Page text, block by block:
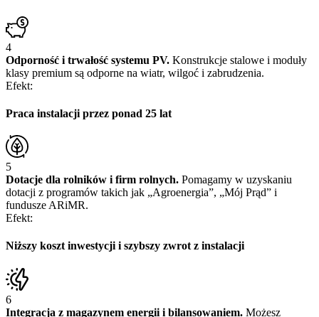
4
Odporność i trwałość systemu PV. Konstrukcje stalowe i moduły
klasy premium są odporne na wiatr, wilgoć i zabrudzenia.
Efekt:
Praca instalacji przez ponad 25 lat
5
Dotacje dla rolników i firm rolnych. Pomagamy w uzyskaniu
dotacji z programów takich jak „Agroenergia”, „Mój Prąd” i
fundusze ARiMR.
Efekt:
Niższy koszt inwestycji i szybszy zwrot z instalacji
6
Integracja z magazynem energii i bilansowaniem. Możesz